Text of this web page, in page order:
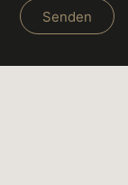
Senden